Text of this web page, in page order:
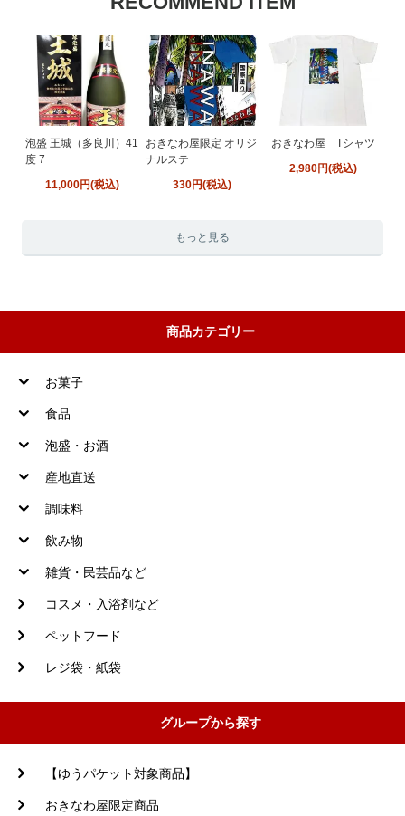
泡盛 王城（多良川）41
度 7
11,000円(税込)
おきなわ屋限定 オリジ
ナルステ
330円(税込)
おきなわ屋 Tシャツ
2,980円(税込)
もっと見る
商品カテゴリー
お菓子
食品
泡盛・お酒
産地直送
調味料
飲み物
雑貨・民芸品など
コスメ・入浴剤など
ペットフード
レジ袋・紙袋
グループから探す
【ゆうパケット対象商品】
おきなわ屋限定商品